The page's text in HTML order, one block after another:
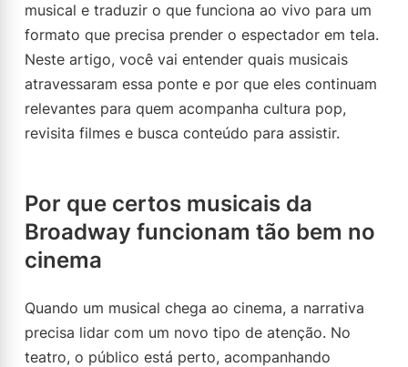
musical e traduzir o que funciona ao vivo para um
formato que precisa prender o espectador em tela.
Neste artigo, você vai entender quais musicais
atravessaram essa ponte e por que eles continuam
relevantes para quem acompanha cultura pop,
revisita filmes e busca conteúdo para assistir.
Por que certos musicais da
Broadway funcionam tão bem no
cinema
Quando um musical chega ao cinema, a narrativa
precisa lidar com um novo tipo de atenção. No
teatro, o público está perto, acompanhando